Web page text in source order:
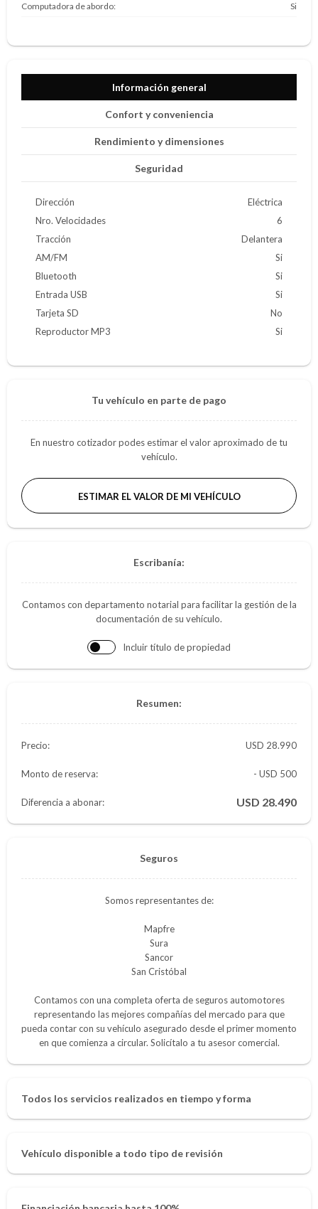
Computadora de abordo
Si
Información general
Confort y conveniencia
Rendimiento y dimensiones
Seguridad
Dirección
Eléctrica
Nro. Velocidades
6
Tracción
Delantera
AM/FM
Si
Bluetooth
Si
Entrada USB
Si
Tarjeta SD
No
Reproductor MP3
Si
Tu vehículo en parte de pago
En nuestro cotizador podes estimar el valor aproximado de tu
vehículo.
ESTIMAR EL VALOR DE MI VEHÍCULO
Escribanía:
Contamos con departamento notarial para facilitar la gestión de la
documentación de su vehículo.
Incluir título de propiedad
Resumen:
Precio: 28.990
Monto de reserva: - USD 500
Diferencia a abonar: 28.490
Seguros
Somos representantes de:
Mapfre
Sura
Sancor
San Cristóbal
Contamos con una completa oferta de seguros automotores
representando las mejores compañías del mercado para que
pueda contar con su vehículo asegurado desde el primer momento
en que comienza a circular. Solicítalo a tu asesor comercial.
Todos los servicios realizados en tiempo y forma
Vehículo disponible a todo tipo de revisión